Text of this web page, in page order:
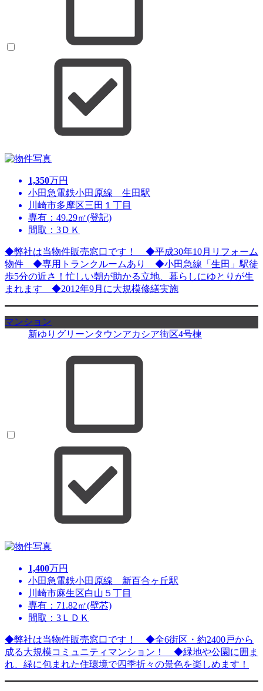
1,350万円
小田急電鉄小田原線 生田駅
川崎市多摩区三田１丁目
専有：49.29㎡(登記)
間取：3ＤＫ
◆弊社は当物件販売窓口です！ ◆平成30年10月リフォーム
物件 ◆専用トランクルームあり ◆小田急線「生田」駅徒
歩5分の近さ！忙しい朝が助かる立地、暮らしにゆとりが生
まれます ◆2012年9月に大規模修繕実施
マンション
新ゆりグリーンタウンアカシア街区4号棟
1,400万円
小田急電鉄小田原線 新百合ヶ丘駅
川崎市麻生区白山５丁目
専有：71.82㎡(壁芯)
間取：3ＬＤＫ
◆弊社は当物件販売窓口です！ ◆全6街区・約2400戸から
成る大規模コミュニティマンション！ ◆緑地や公園に囲ま
れ、緑に包まれた住環境で四季折々の景色を楽しめます！